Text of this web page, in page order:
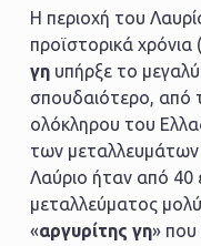
Η περιοχή του
προϊστορικά χρόνια
γηυπήρξε το
σπουδαιότερο, από
ολόκληρου του
των
Λαύριο ήταν από 40
μεταλλεύματος
«αργυρίτης γη» που